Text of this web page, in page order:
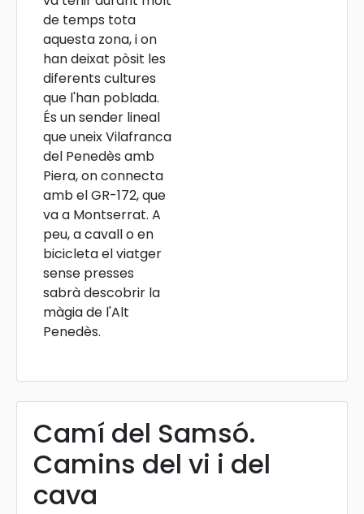
de temps tota
aquesta zona, i on
han deixat pòsit les
diferents cultures
que l'han poblada.
És un sender lineal
que uneix Vilafranca
del Penedès amb
Piera, on connecta
amb el GR-172, que
va a Montserrat. A
peu, a cavall o en
bicicleta el viatger
sense presses
sabrà descobrir la
màgia de l'Alt
Penedès.
Camí del Samsó.
Camins del vi i del
cava